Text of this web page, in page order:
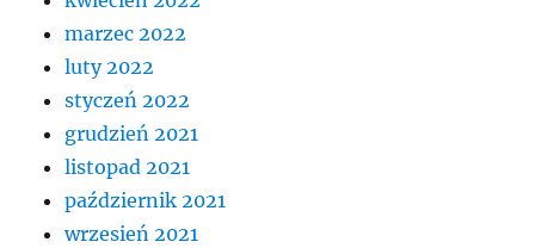
marzec 2022
luty 2022
styczeń 2022
grudzień 2021
listopad 2021
październik 2021
wrzesień 2021